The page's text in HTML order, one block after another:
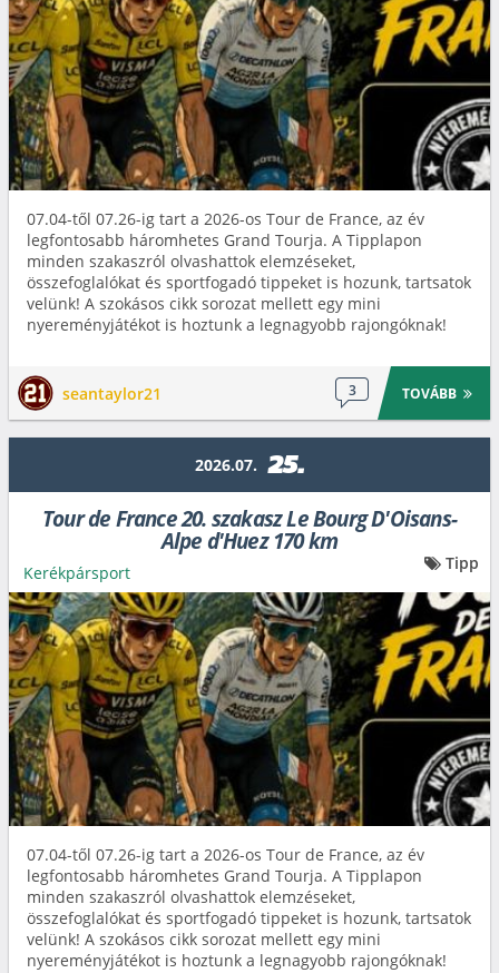
07.04-től 07.26-ig tart a 2026-os Tour de France, az év
legfontosabb háromhetes Grand Tourja. A Tipplapon
minden szakaszról olvashattok elemzéseket,
összefoglalókat és sportfogadó tippeket is hozunk, tartsatok
velünk! A szokásos cikk sorozat mellett egy mini
nyereményjátékot is hoztunk a legnagyobb rajongóknak!
seantaylor21 3 TOVÁBB
2026.07. 25.
Tour de France 20. szakasz Le Bourg D'Oisans-
Alpe d'Huez 170 km
07.04-től 07.26-ig tart a 2026-os Tour de France, az év
legfontosabb háromhetes Grand Tourja. A Tipplapon
minden szakaszról olvashattok elemzéseket,
összefoglalókat és sportfogadó tippeket is hozunk, tartsatok
velünk! A szokásos cikk sorozat mellett egy mini
nyereményjátékot is hoztunk a legnagyobb rajongóknak!
Kerékpársport Tipp